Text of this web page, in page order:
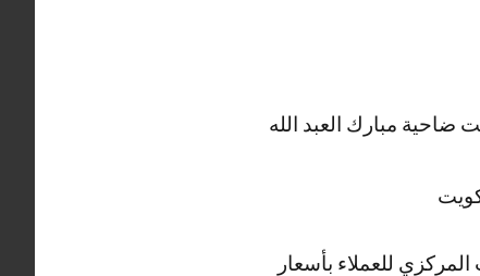
مبارك العبد الله
للعملاء بأسعار